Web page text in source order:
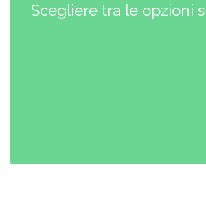
Scegliere tra le opzioni